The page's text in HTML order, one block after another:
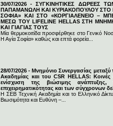
30/07/2026 - ΣΥΓΚΙΝΗΤΙΚΕΣ ΔΩΡΕΕΣ
ΠΑΠΑΜΑΝΩΛΗ ΚΑΙ ΚΥΡΙΑΚΟΠΟΥΛΟΥ ΣΤΟ
ΣΟΦΙΑ» ΚΑΙ ΣΤΟ «ΚΟΡΓΙΑΛΕΝΕΙΟ –
ΜΕΣΩ ΤΟΥ LIFELINE HELLAS ΣΤΗ
ΚΑΙ ΓΙΑΓΙΑΣ ΤΟΥΣ
Μία θερμοκοιτίδα προσφέρθηκε στο Γενικό
Η Αγία Σοφία» καθώς και επτά φορεία...
28/07/2026 - Μνημόνιο Συνεργασίας μεταξύ
Ακαδημίας και του CSR HELLAS: Κοινές
ενίσχυση της βιώσιμης ανάπτυξης,
επιχειρηματικότητας και των σύγχρονων
Η ΣΕΒ Τεχνική Ακαδημία και το Ελληνικό
Βιωσιμότητα και Ευθύνη –...